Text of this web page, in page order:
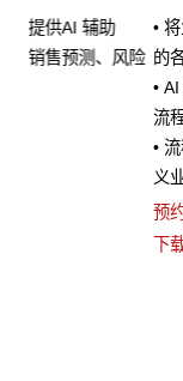
• 将业务流程以作战
的各个环节、节点
• AI 分析任务处理
• 流程管理者无需
下载智能流程工作